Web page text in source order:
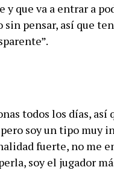
que va a entrar a
sin pensar, así que
todos los días, así
pero soy un tipo muy
fuerte, no me
soy el jugador